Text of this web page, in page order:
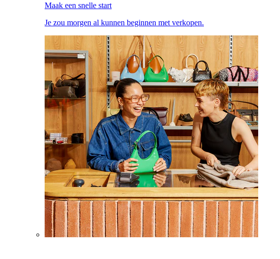
Maak een snelle start
Je zou morgen al kunnen beginnen met verkopen.